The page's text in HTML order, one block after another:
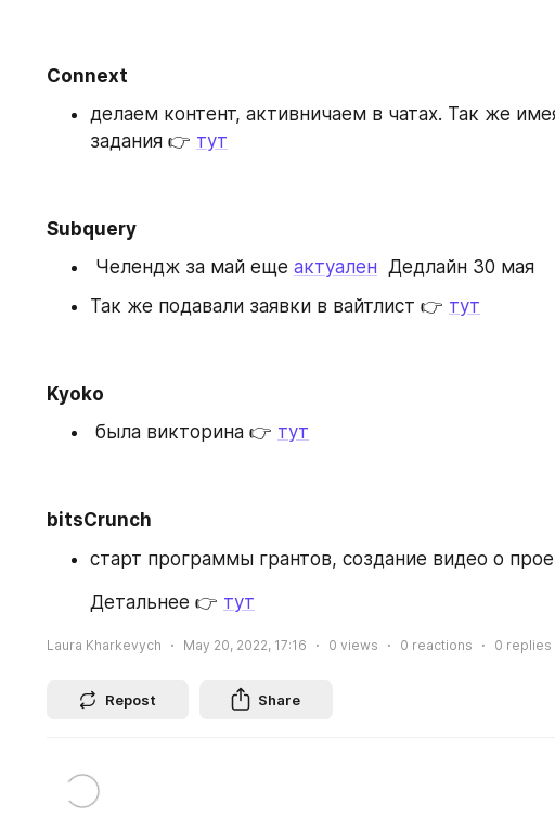
Connext
делаем контент, активничаем в чатах. Так же
задания 👉 тут
Subquery
Челендж за май еще актуален
  Дедлайн 30 мая
Так же подавали заявки в вайтлист 👉 тут
Kyoko
была викторина 👉 тут
bitsCrunch
старт программы грантов, создание видео о
        Детальнее 👉
тут
Laura Kharkevych May 20, 2022, 17:16 0 views 0 reactions 0 replies
Repost Share